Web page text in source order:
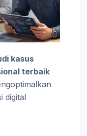
kasus
terbaik
digital